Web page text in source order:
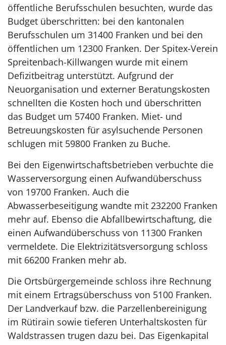
öffentliche Berufsschulen besuchten, wurde das
Budget überschritten: bei den kantonalen
Berufsschulen um 31400 Franken und bei den
öffentlichen um 12300 Franken. Der Spitex-Verein
Spreitenbach-Killwangen wurde mit einem
Defizitbeitrag unterstützt. Aufgrund der
Neuorganisation und externer Beratungskosten
schnellten die Kosten hoch und überschritten
das Budget um 57400 Franken. Miet- und
Betreuungskosten für asylsuchende Personen
schlugen mit 59800 Franken zu Buche.
Bei den Eigenwirtschaftsbetrieben verbuchte die
Wasserversorgung einen Aufwandüberschuss
von 19700 Franken. Auch die
Abwasserbeseitigung wandte mit 232200 Franken
mehr auf. Ebenso die Abfallbewirtschaftung, die
einen Aufwandüberschuss von 11300 Franken
vermeldete. Die Elektrizitätsversorgung schloss
mit 66200 Franken mehr ab.
Die Ortsbürgergemeinde schloss ihre Rechnung
mit einem Ertragsüberschuss von 5100 Franken.
Der Landverkauf bzw. die Parzellenbereinigung
im Rütirain sowie tieferen Unterhaltskosten für
Waldstrassen trugen dazu bei. Das Eigenkapital